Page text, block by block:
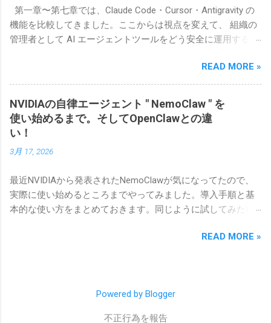
第一章〜第七章では、Claude Code・Cursor・Antigravity の
機能を比較してきました。ここからは視点を変えて、 組織の
管理者として AI エージェントツールをどう安全に運用するか
上げます。「managed-settings.json って何？」「権限をどう
絞ればいい？」「MCP サーバーの野良追加をどう防ぐ？」と
いった、管理者が実際にぶつかる疑問に答えていきます。 ま
ずはチェックリストで全体像を把握して、気になる項目から
詳細セクションに飛んでもらう、という読み方がおすすめで
す。 ⚠️ 本記事は、筆者がこれから Claude Code を組織で管理
するために事前学習した内容をまとめたものです。実環境で
も含まれます。実運用で気付いた点があれば随時更新しま
す。
READ MORE »
NVIDIAの自律エージェント " NemoClaw " を
使い始めるまで。そしてOpenClawとの違
い！
3月 17, 2026
最近NVIDIAから発表されたNemoClawが気になってたので、
実際に使い始めるところまでやってみました。導入手順と基
本的な使い方をまとめておきます。同じように試してみたい
READ MORE »
Powered by Blogger
不正行為を報告